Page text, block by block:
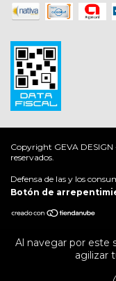
Al navegar por este
agilizar
Copyright GEVA DESIGN
reservados.
Defensa de las y los
Botón de